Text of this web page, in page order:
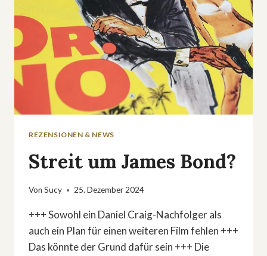
FAVORIT?
REZENSIONEN & NEWS
Streit um James Bond?
Von Sucy 25. Dezember 2024
+++ Sowohl ein Daniel Craig-Nachfolger als
auch ein Plan für einen weiteren Film fehlen +++
Das könnte der Grund dafür sein +++ Die